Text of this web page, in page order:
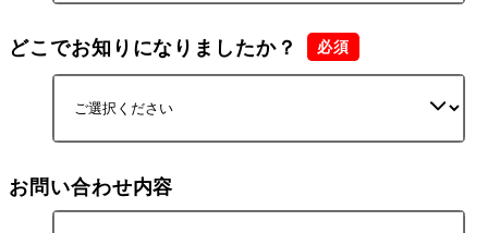
どこでお知りになりましたか？
お問い合わせ内容